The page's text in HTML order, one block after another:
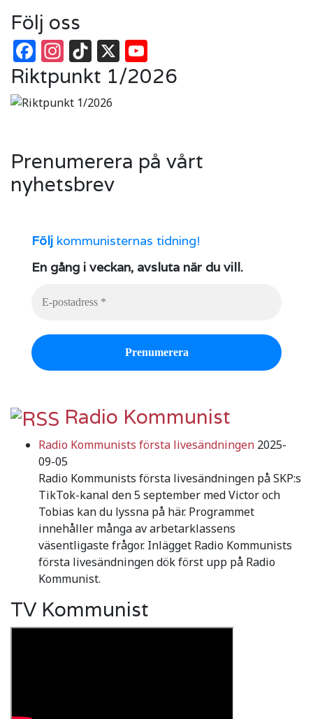
Följ oss
Facebook
Instagram
TikTok
X
Riktpunkt 1/2026
Prenumerera på vårt
nyhetsbrev
Följ kommunisternas tidning!
En gång i veckan, avsluta när du vill.
Radio Kommunist
Radio Kommunists första livesändningen 2025-
09-05
Radio Kommunists första livesändningen på SKP:s
TikTok-kanal den 5 september med Victor och
Tobias kan du lyssna på här. Programmet
innehåller många av arbetarklassens
väsentligaste frågor. Inlägget Radio Kommunists
första livesändningen dök först upp på Radio
Kommunist.
TV Kommunist